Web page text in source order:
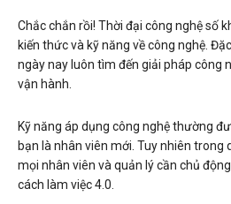
Chắc chắn rồi! Thời đại công nghệ số
kiến thức và kỹ năng về công nghệ.
ngày nay luôn tìm đến giải pháp công
vận hành.
Kỹ năng áp dụng công nghệ thường
bạn là nhân viên mới. Tuy nhiên trong
mọi nhân viên và quản lý cần chủ
cách làm việc 4.0.